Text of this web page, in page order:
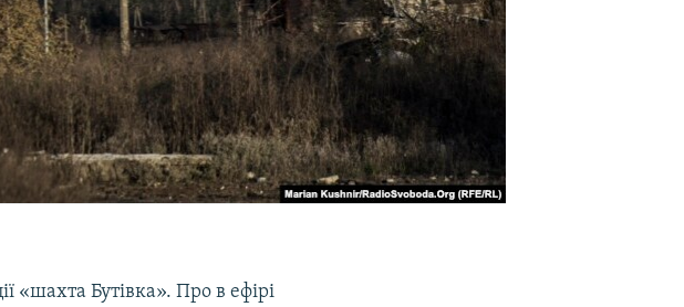
«шахта Бутівка». Про в ефірі